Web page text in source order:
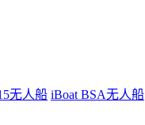
无人船 iBoat BSA无人船